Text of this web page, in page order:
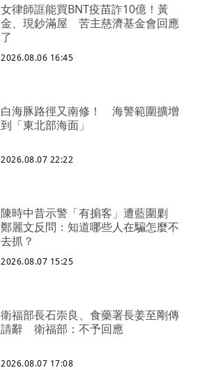
女律師誆能買BNT疫苗詐10億！黃
金、現鈔滿屋 苦主慈濟基金會回應
了
2026.08.06 16:45
白海豚路徑又南修！ 海警範圍擴增
到「東北部海面」
2026.08.07 22:22
陳時中昔示警「有掮客」遭藍圍剿
鄭麗文反問：知道哪些人在騙怎麼不
去抓？
2026.08.07 15:25
衛福部長石崇良、食藥署長姜至剛傳
請辭 衛福部：不予回應
2026.08.07 17:08